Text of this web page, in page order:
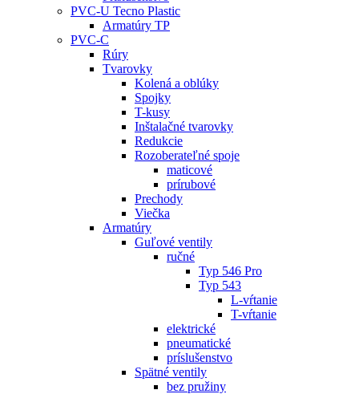
PVC-U Tecno Plastic
Armatúry TP
PVC-C
Rúry
Tvarovky
Kolená a oblúky
Spojky
T-kusy
Inštalačné tvarovky
Redukcie
Rozoberateľné spoje
maticové
prírubové
Prechody
Viečka
Armatúry
Guľové ventily
ručné
Typ 546 Pro
Typ 543
L-vŕtanie
T-vŕtanie
elektrické
pneumatické
príslušenstvo
Spätné ventily
bez pružiny